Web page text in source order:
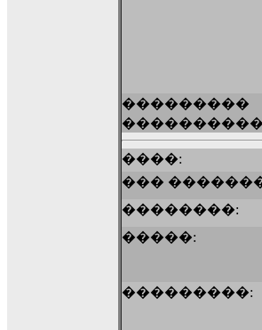
���������
����:
���
��������:
�����:
���������: